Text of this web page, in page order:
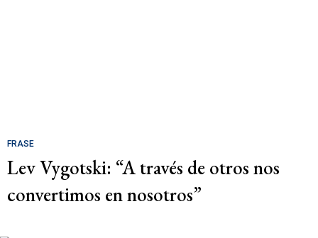
FRASE
Lev Vygotski: “A través de otros nos
convertimos en nosotros”